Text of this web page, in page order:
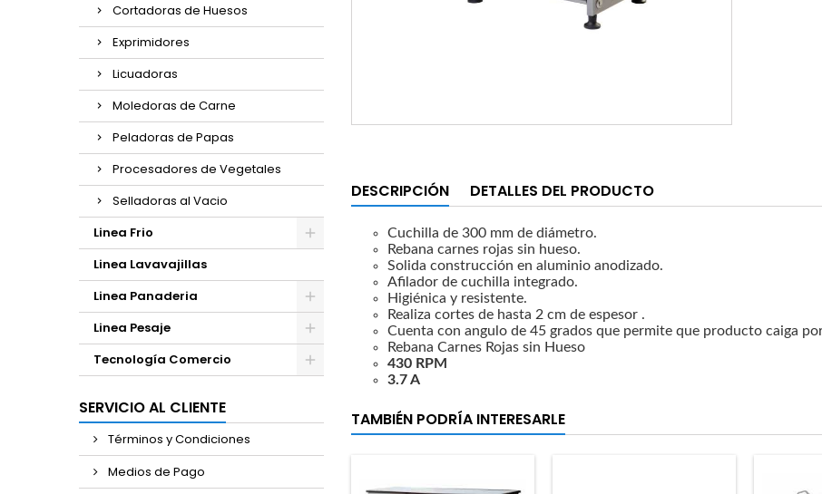
Cortadoras de Huesos
Exprimidores
Licuadoras
Moledoras de Carne
Peladoras de Papas
Procesadores de Vegetales
Selladoras al Vacio
Linea Frio
Linea Lavavajillas
Linea Panaderia
Linea Pesaje
Tecnología Comercio
SERVICIO AL CLIENTE
Términos y Condiciones
Medios de Pago
DESCRIPCIÓN DETALLES DEL PRODUCTO
Cuchilla de 300 mm de diámetro.
Rebana carnes rojas sin hueso.
Solida construcción en aluminio anodizado.
Afilador de cuchilla integrado.
Higiénica y resistente.
Realiza cortes de hasta 2 cm de espesor .
Cuenta con angulo de 45 grados que permite que producto caiga
Rebana Carnes Rojas sin Hueso
430 RPM
3.7 A
TAMBIÉN PODRÍA INTERESARLE